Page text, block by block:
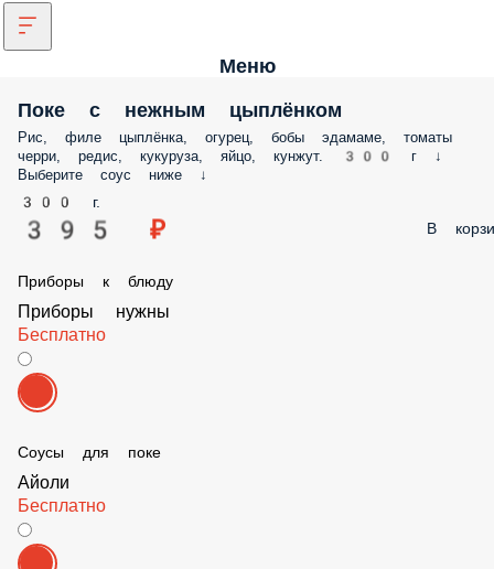
Меню
Поке с нежным цыплёнком
Рис, филе цыплёнка, огурец, бобы эдамаме, томаты
черри, редис, кукуруза, яйцо, кунжут. 300 г ↓
Выберите соус ниже ↓
300 г.
395 ₽ В
Приборы к блюду
Приборы нужны
Бесплатно
Соусы для поке
Айоли
Бесплатно